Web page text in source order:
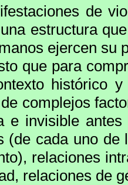
de
estructura
ejercen su
que para
histórico
complejos
e invisible
(de cada uno
relaciones
relaciones de